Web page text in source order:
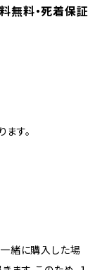
無料・死着保証
す。
緒に購入した場